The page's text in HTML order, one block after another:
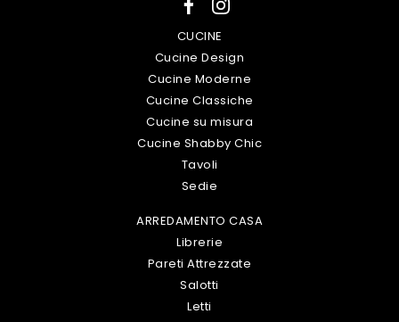
CUCINE
Cucine Design
Cucine Moderne
Cucine Classiche
Cucine su misura
Cucine Shabby Chic
Tavoli
Sedie
ARREDAMENTO CASA
Librerie
Pareti Attrezzate
Salotti
Letti